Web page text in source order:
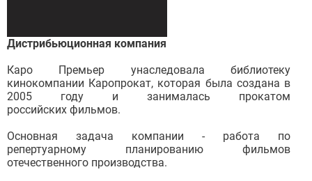
Дистрибьюционная компания
Каро Премьер унаследовала библиотеку
кинокомпании Каропрокат, которая была создана в
2005 году и занималась прокатом
российских фильмов.
Основная задача компании - работа по
репертуарному планированию фильмов
отечественного производства.